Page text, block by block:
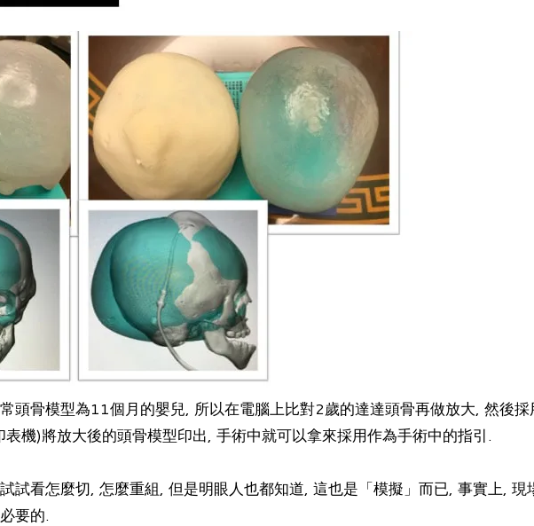
頭骨模型為11個月的嬰兒, 所以在電腦上比對2歲的達達頭骨再做放大, 然後
機)將放大後的頭骨模型印出, 手術中就可以拿來採用作為手術中的指引.
試看怎麼切, 怎麼重組, 但是明眼人也都知道, 這也是「模擬」而已, 事實上,
要的.